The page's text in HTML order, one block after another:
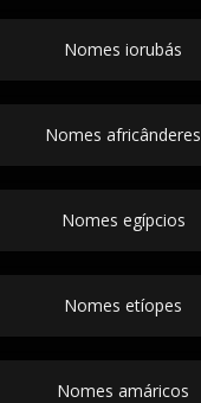
Nomes iorubás
Nomes africânderes
Nomes egípcios
Nomes etíopes
Nomes amáricos